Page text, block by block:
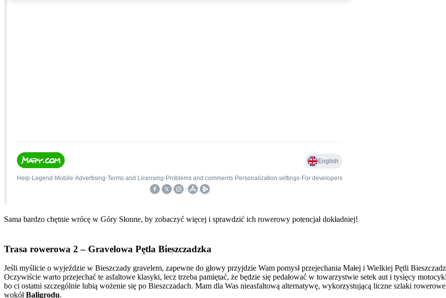
Sama bardzo chętnie wrócę w Góry Słonne, by zobaczyć więcej i sprawdzić ich rowerowy potencjał dokładniej!
Trasa rowerowa 2 – Gravelowa Pętla Bieszczadzka
Jeśli myślicie o wyjeździe w Bieszczady gravelem, zapewne do głowy przyjdzie Wam pomysł przejechania Małej i Wielkiej Pętli
Oczywiście warto przejechać te asfaltowe klasyki, lecz trzeba pamiętać, że będzie się pedałować w towarzystwie setek aut i tysięcy
bo ci ostatni szczególnie lubią wożenie się po Bieszczadach. Mam dla Was nieasfaltową alternatywę, wykorzystującą liczne szlaki rowerowe
wokółBaligrodu.